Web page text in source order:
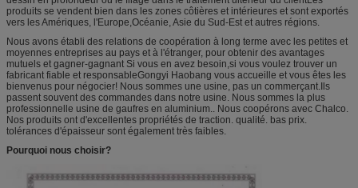
produits se vendent bien dans les zones côtières et intérieures et sont exportés
vers les Amériques, l'Europe,Océanie, Asie du Sud-Est et autres régions.
Nous avons établi des relations de coopération à long terme avec les petites et
moyennes entreprises au pays et à l'étranger, pour obtenir des avantages
mutuels et gagner-gagnant Si vous en avez besoin,si vous voulez trouver un
fabricant fiable et responsableGongyi Haobang vous accueille et vous êtes les
bienvenus pour négocier! Nous sommes une usine, pas un commerçant.Ils
passent souvent des commandes dans notre usine. Nous sommes la plus
professionnelle usine de gaufres en aluminium.. Nous coopérons avec Chalco.
Nos produits ont d'excellentes propriétés de traction. qualité. bas prix.
tolérances d'épaisseur sont également très faibles.
Pourquoi nous choisir?